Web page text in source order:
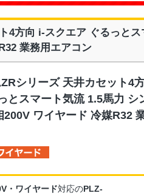
4方向 i-スクエア ぐるっとス
業務用エアコン
シリーズ 天井カセット4
とスマート気流 1.5馬力 シ
200V ワイヤード 冷媒R32
・ワイヤード対応のPLZ-